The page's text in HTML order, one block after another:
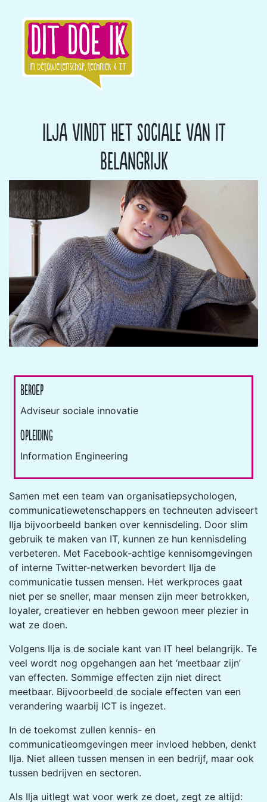
Ilja vindt het sociale van IT
belangrijk
Beroep
Adviseur sociale innovatie
Opleiding
Information Engineering
Samen met een team van organisatiepsychologen,
communicatiewetenschappers en techneuten adviseert
Ilja bijvoorbeeld banken over kennisdeling. Door slim
gebruik te maken van IT, kunnen ze hun kennisdeling
verbeteren. Met Facebook-achtige kennisomgevingen
of interne Twitter-netwerken bevordert Ilja de
communicatie tussen mensen. Het werkproces gaat
niet per se sneller, maar mensen zijn meer betrokken,
loyaler, creatiever en hebben gewoon meer plezier in
wat ze doen.
Volgens Ilja is de sociale kant van IT heel belangrijk. Te
veel wordt nog opgehangen aan het ‘meetbaar zijn’
van effecten. Sommige effecten zijn niet direct
meetbaar. Bijvoorbeeld de sociale effecten van een
verandering waarbij ICT is ingezet.
In de toekomst zullen kennis- en
communicatieomgevingen meer invloed hebben, denkt
Ilja. Niet alleen tussen mensen in een bedrijf, maar ook
tussen bedrijven en sectoren.
Als Ilja uitlegt wat voor werk ze doet, zegt ze altijd: